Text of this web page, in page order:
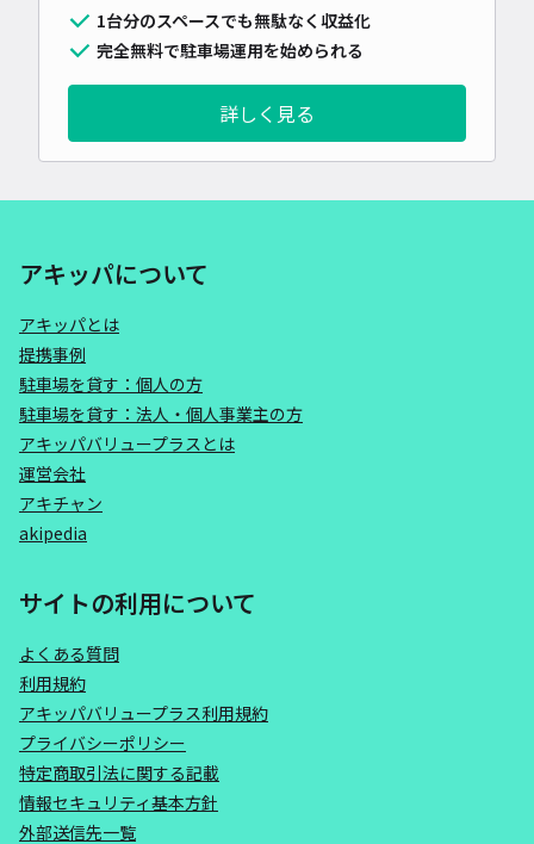
1台分のスペースでも無駄なく収益化
完全無料で駐車場運用を始められる
詳しく見る
アキッパについて
アキッパとは
提携事例
駐車場を貸す：個人の方
駐車場を貸す：法人・個人事業主の方
アキッパバリュープラスとは
運営会社
アキチャン
akipedia
サイトの利用について
よくある質問
利用規約
アキッパバリュープラス利用規約
プライバシーポリシー
特定商取引法に関する記載
情報セキュリティ基本方針
外部送信先一覧